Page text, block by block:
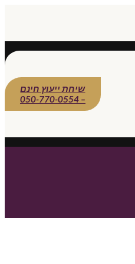
שיחת ייעוץ חינם
– 050-770-0554